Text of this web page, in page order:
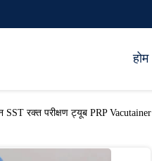
होम
SST रक्त परीक्षण ट्यूब PRP Vacutainer